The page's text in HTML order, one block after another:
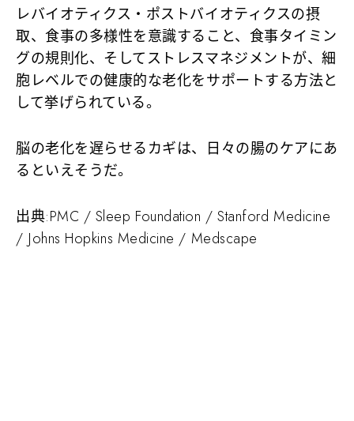
レバイオティクス・ポストバイオティクスの摂
取、食事の多様性を意識すること、食事タイミン
グの規則化、そしてストレスマネジメントが、細
胞レベルでの健康的な老化をサポートする方法と
して挙げられている。
脳の老化を遅らせるカギは、日々の腸のケアにあ
るといえそうだ。
出典:PMC / Sleep Foundation / Stanford Medicine
/ Johns Hopkins Medicine / Medscape